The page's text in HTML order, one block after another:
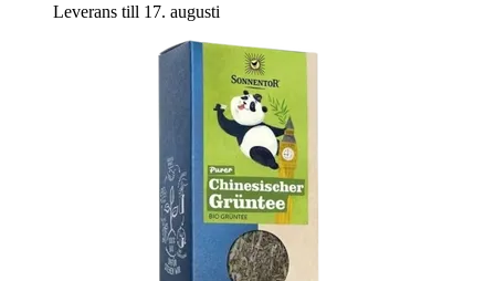
Leverans till 17. augusti